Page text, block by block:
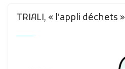
TRIALI, « l’appli déchets »